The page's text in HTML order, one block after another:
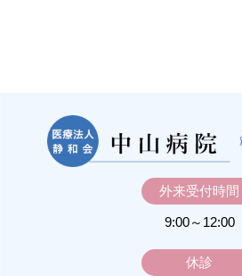
外来受付時間
9:00～12:00
休診